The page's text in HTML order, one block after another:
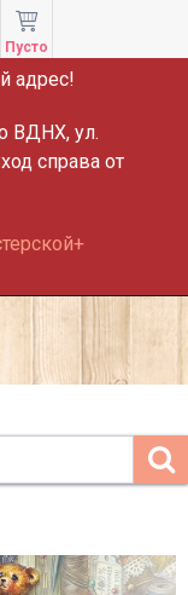
адрес!
ВДНХ, ул.
справа от
Пусто